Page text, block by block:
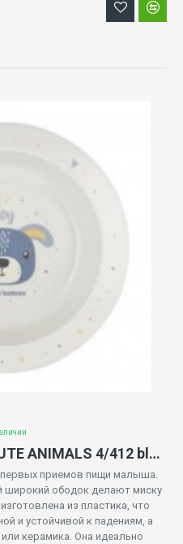
Миска пластиковая CUTE ANIMALS 4/412 blue DOG
приемов пищи малыша.
широкий ободок делают миску
​​из пластика, что
и устойчивой к падениям, а
керамика. Она идеально